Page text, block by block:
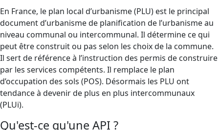
En France, le plan local d’urbanisme (PLU) est le principal
document d’urbanisme de planification de l’urbanisme au
niveau communal ou intercommunal. Il détermine ce qui
peut être construit ou pas selon les choix de la commune.
Il sert de référence à l’instruction des permis de construire
par les services compétents. Il remplace le plan
d’occupation des sols (POS). Désormais les PLU ont
tendance à devenir de plus en plus intercommunaux
(PLUi).
Qu'est-ce qu'une API ?